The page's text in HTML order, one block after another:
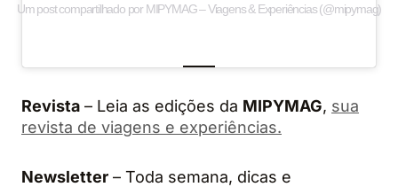
Um post compartilhado por MIPYMAG – Viagens & Experiências (@mipymag)
Revista – Leia as edições da MIPYMAG, sua
revista de viagens e experiências.
Newsletter – Toda semana, dicas e